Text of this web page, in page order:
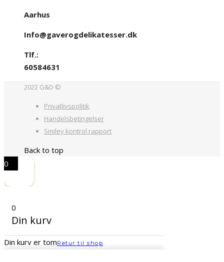
Aarhus
Info@gaverogdelikatesser.dk
Tlf.:
60584631
2022 G&D ©
Privatlivspolitik
Handelsbetingelser
Smiley kontrol rapport
Back to top
0
0
Din kurv
Din kurv er tomRetur til shop